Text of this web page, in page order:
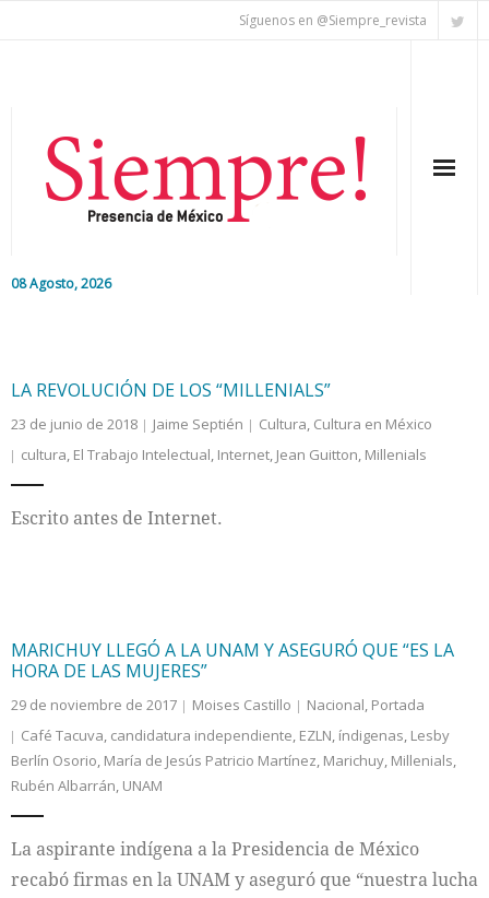
Síguenos en @Siempre_revista
08 Agosto, 2026
Nacional
LA REVOLUCIÓN DE LOS “MILLENIALS”
23 de junio de 2018 Jaime Septién Cultura, Cultura en México
cultura, El Trabajo Intelectual, Internet, Jean Guitton, Millenials
Escrito antes de Internet.
MARICHUY LLEGÓ A LA UNAM Y ASEGURÓ QUE “ES LA
HORA DE LAS MUJERES”
29 de noviembre de 2017 Moises Castillo Nacional, Portada
Café Tacuva, candidatura independiente, EZLN, índigenas, Lesby
Berlín Osorio, María de Jesús Patricio Martínez, Marichuy, Millenials,
Rubén Albarrán, UNAM
La aspirante indígena a la Presidencia de México
recabó firmas en la UNAM y aseguró que “nuestra lucha